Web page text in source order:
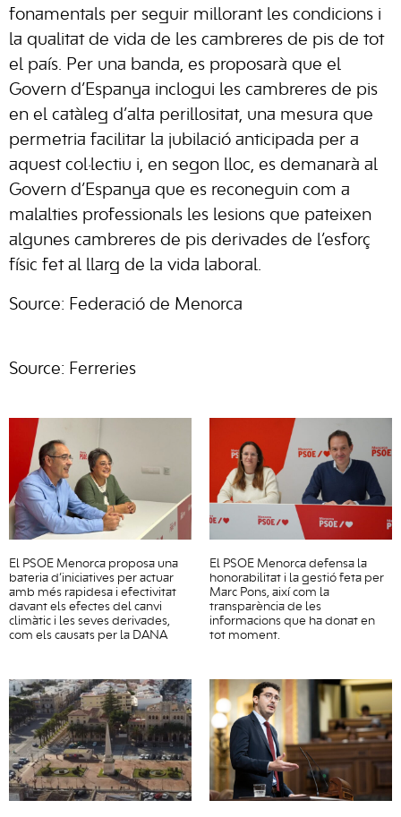
fonamentals per seguir millorant les condicions i
la qualitat de vida de les cambreres de pis de tot
el país. Per una banda, es proposarà que el
Govern d’Espanya inclogui les cambreres de pis
en el catàleg d’alta perillositat, una mesura que
permetria facilitar la jubilació anticipada per a
aquest col·lectiu i, en segon lloc, es demanarà al
Govern d’Espanya que es reconeguin com a
malalties professionals les lesions que pateixen
algunes cambreres de pis derivades de l’esforç
físic fet al llarg de la vida laboral.
Source: Federació de Menorca
Source: Ferreries
El PSOE Menorca proposa una
bateria d’iniciatives per actuar
amb més rapidesa i efectivitat
davant els efectes del canvi
climàtic i les seves derivades,
com els causats per la DANA
El PSOE Menorca defensa la
honorabilitat i la gestió feta per
Marc Pons, així com la
transparència de les
informacions que ha donat en
tot moment.